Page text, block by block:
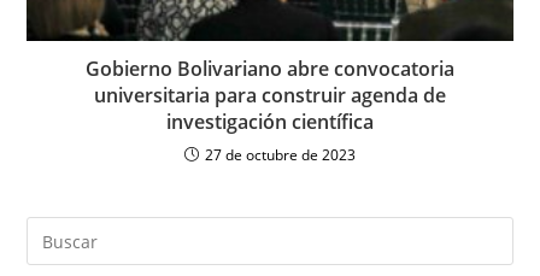
Gobierno Bolivariano abre convocatoria
universitaria para construir agenda de
investigación científica
27 de octubre de 2023